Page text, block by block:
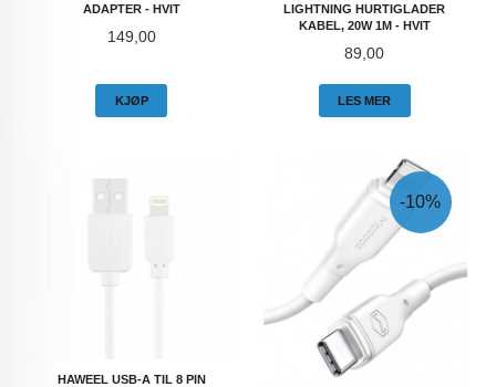
ADAPTER - HVIT
Pris
149,00
KJØP
LIGHTNING HURTIGLADER
KABEL, 20W 1M - HVIT
Pris
89,00
LES MER
HAWEEL USB-A TIL 8 PIN
-10%